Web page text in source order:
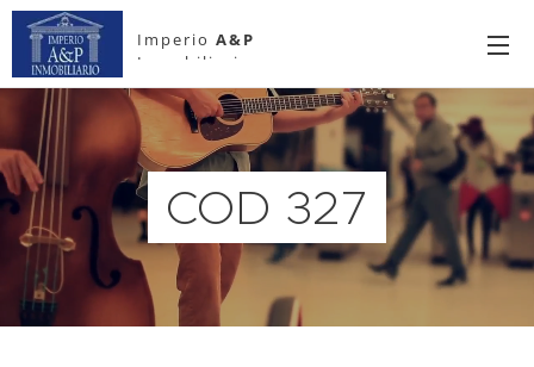
Imperio A&P
Inmobiliario
COD 327